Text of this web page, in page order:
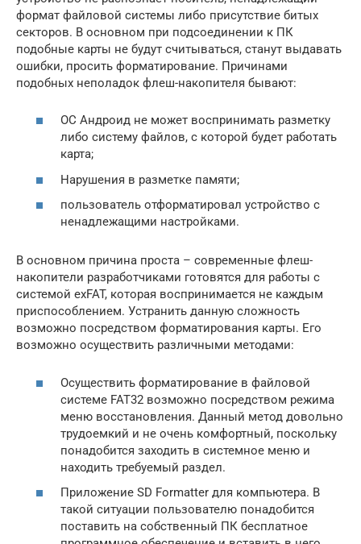
формат файловой системы либо присутствие битых
секторов. В основном при подсоединении к ПК
подобные карты не будут считываться, станут выдавать
ошибки, просить форматирование. Причинами
подобных неполадок флеш-накопителя бывают:
ОС Андроид не может воспринимать разметку
либо систему файлов, с которой будет работать
карта;
Нарушения в разметке памяти;
пользователь отформатировал устройство с
ненадлежащими настройками.
В основном причина проста – современные флеш-
накопители разработчиками готовятся для работы с
системой exFAT, которая воспринимается не каждым
приспособлением. Устранить данную сложность
возможно посредством форматирования карты. Его
возможно осуществить различными методами:
Осуществить форматирование в файловой
системе FAT32 возможно посредством режима
меню восстановления. Данный метод довольно
трудоемкий и не очень комфортный, поскольку
понадобится заходить в системное меню и
находить требуемый раздел.
Приложение SD Formatter для компьютера. В
такой ситуации пользователю понадобится
поставить на собственный ПК бесплатное